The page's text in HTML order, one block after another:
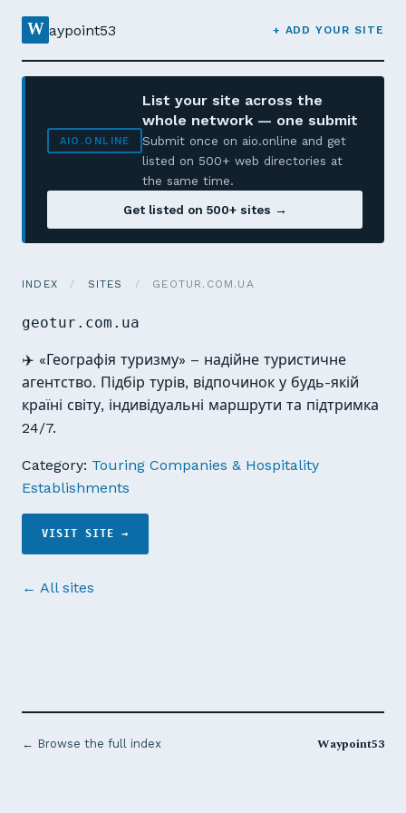
W aypoint53 + ADD YOUR SITE
AIO.ONLINE
List your site across the
whole network — one submit
Submit once on aio.online and get
listed on 500+ web directories at
the same time.
Get listed on 500+ sites →
INDEX / SITES / GEOTUR.COM.UA
geotur.com.ua
✈️ «Географія туризму» – надійне туристичне
агентство. Підбір турів, відпочинок у будь-якій
країні світу, індивідуальні маршрути та підтримка
24/7.
Category: Touring Companies & Hospitality
Establishments
VISIT SITE →
← All sites
← Browse the full index Waypoint53